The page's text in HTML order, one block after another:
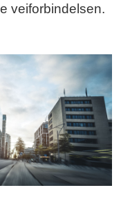
veiforbindelsen.